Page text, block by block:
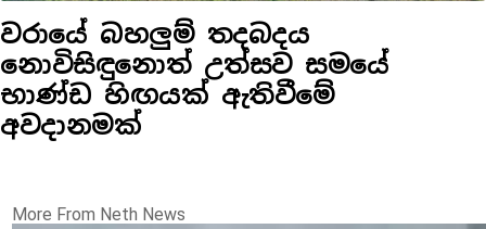
වරායේ බහලුම් තදබදය
නොවිසිඳුනොත් උත්සව සමයේ
භාණ්ඩ හිඟයක් ඇතිවීමේ
අවදානමක්
More From Neth News